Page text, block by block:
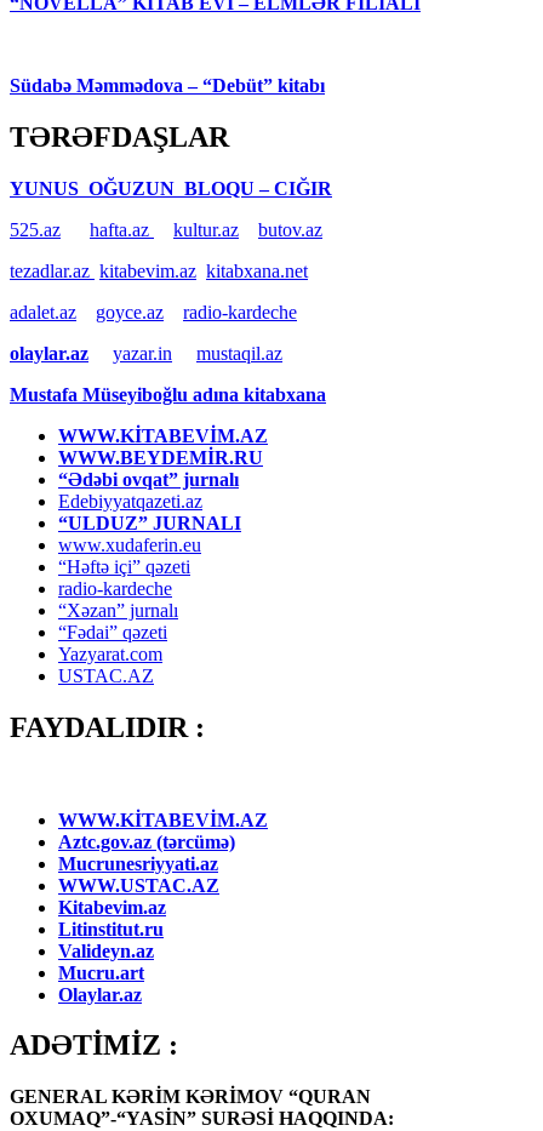
Südabə Məmmədova – “Debüt” kitabı
TƏRƏFDAŞLAR
YUNUS OĞUZUN BLOQU – CIĞIR
525.az
hafta.az kultur.az
butov.az
tezadlar.az kitabevim.az kitabxana.net
adalet.az
goyce.az
radio-kardeche
olaylar.az
yazar.in
mustaqil.az
Mustafa Müseyiboğlu adına kitabxana
WWW.KİTABEVİM.AZ
WWW.BEYDEMİR.RU
“Ədəbi ovqat” jurnalı
Edebiyyatqazeti.az
“ULDUZ” JURNALI
www.xudaferin.eu
“Həftə içi” qəzeti
radio-kardeche
“Xəzan” jurnalı
“Fədai” qəzeti
Yazyarat.com
USTAC.AZ
FAYDALIDIR :
WWW.KİTABEVİM.AZ
Aztc.gov.az (tərcümə)
Mucrunesriyyati.az
WWW.USTAC.AZ
Kitabevim.az
Litinstitut.ru
Valideyn.az
Mucru.art
Olaylar.az
ADƏTİMİZ :
GENERAL KƏRİM KƏRİMOV “QURAN
OXUMAQ”-“YASİN” SURƏSİ HAQQINDA: